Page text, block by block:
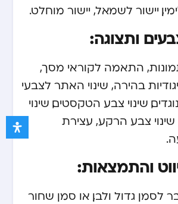
יישור לשמאל, יישור מוחלט.
ותצוגה:
התאמה לקוראי מסך,
בהירה, שינוי האתר לצבעי
שינוי צבע הטקסטים, שינוי
צבע הרקע, עצירת
והתמצאות:
לסמן גדול ולבן, או סמן שחור